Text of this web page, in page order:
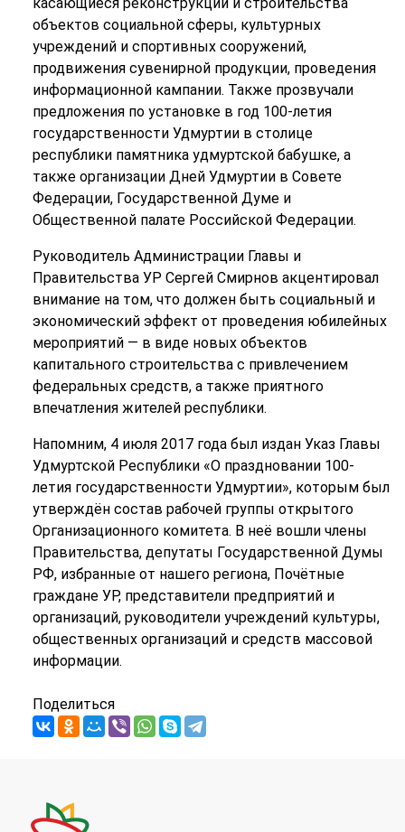
объектов социальной сферы, культурных
учреждений и спортивных сооружений,
продвижения сувенирной продукции, проведения
информационной кампании. Также прозвучали
предложения по установке в год 100-летия
государственности Удмуртии в столице
республики памятника удмуртской бабушке, а
также организации Дней Удмуртии в Совете
Федерации, Государственной Думе и
Общественной палате Российской Федерации.
Руководитель Администрации Главы и
Правительства УР Сергей Смирнов акцентировал
внимание на том, что должен быть социальный и
экономический эффект от проведения юбилейных
мероприятий — в виде новых объектов
капитального строительства с привлечением
федеральных средств, а также приятного
впечатления жителей республики.
Напомним, 4 июля 2017 года был издан Указ Главы
Удмуртской Республики «О праздновании 100-
летия государственности Удмуртии», которым был
утверждён состав рабочей группы открытого
Организационного комитета. В неё вошли члены
Правительства, депутаты Государственной Думы
РФ, избранные от нашего региона, Почётные
граждане УР, представители предприятий и
организаций, руководители учреждений культуры,
общественных организаций и средств массовой
информации.
Поделиться